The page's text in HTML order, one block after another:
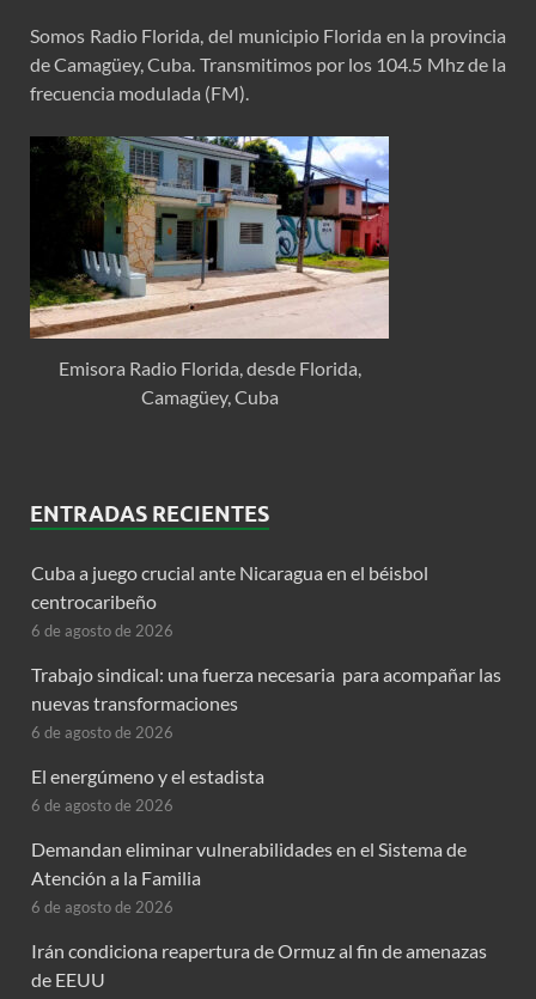
Somos Radio Florida, del municipio Florida en la provincia
de Camagüey, Cuba. Transmitimos por los 104.5 Mhz de la
frecuencia modulada (FM).
Emisora Radio Florida, desde Florida,
Camagüey, Cuba
ENTRADAS RECIENTES
Cuba a juego crucial ante Nicaragua en el béisbol
centrocaribeño
6 de agosto de 2026
Trabajo sindical: una fuerza necesaria para acompañar las
nuevas transformaciones
6 de agosto de 2026
El energúmeno y el estadista
6 de agosto de 2026
Demandan eliminar vulnerabilidades en el Sistema de
Atención a la Familia
6 de agosto de 2026
Irán condiciona reapertura de Ormuz al fin de amenazas
de EEUU